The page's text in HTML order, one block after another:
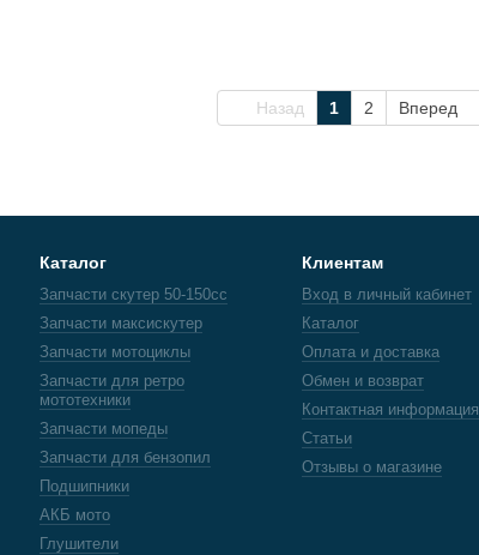
Назад 1 2 Вперед
Каталог
Запчасти скутер 50-150cc
Запчасти максискутер
Запчасти мотоциклы
Запчасти для ретро
мототехники
Запчасти мопеды
Запчасти для бензопил
Подшипники
АКБ мото
Глушители
Клиентам
Вход в личный кабинет
Каталог
Оплата и доставка
Обмен и возврат
Контактная информация
Статьи
Отзывы о магазине